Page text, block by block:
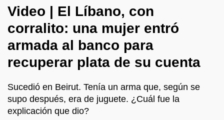
Video | El Líbano, con
corralito: una mujer entró
armada al banco para
recuperar plata de su cuenta
Sucedió en Beirut. Tenía un arma que, según se
supo después, era de juguete. ¿Cuál fue la
explicación que dio?